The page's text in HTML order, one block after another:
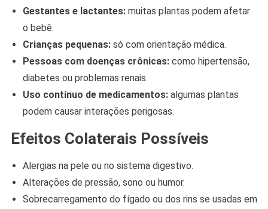
Gestantes e lactantes:muitas plantas podem afetar
o bebê.
Crianças pequenas:só com orientação médica.
Pessoas com doenças crônicas:como hipertensão,
diabetes ou problemas renais.
Uso contínuo de medicamentos:algumas plantas
podem causar interações perigosas.
Efeitos Colaterais Possíveis
Alergias na pele ou no sistema digestivo.
Alterações de pressão, sono ou humor.
Sobrecarregamento do fígado ou dos rins se usadas em